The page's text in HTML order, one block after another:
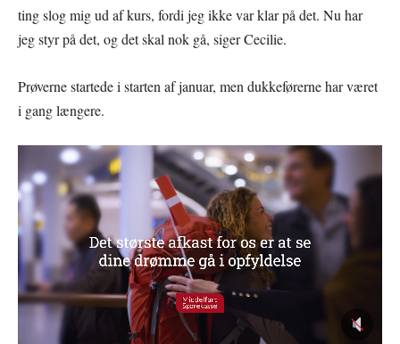
ting slog mig ud af kurs, fordi jeg ikke var klar på det. Nu har
jeg styr på det, og det skal nok gå, siger Cecilie.
Prøverne startede i starten af januar, men dukkeførerne har været
i gang længere.